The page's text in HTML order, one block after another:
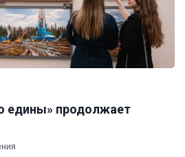
едины» продолжает